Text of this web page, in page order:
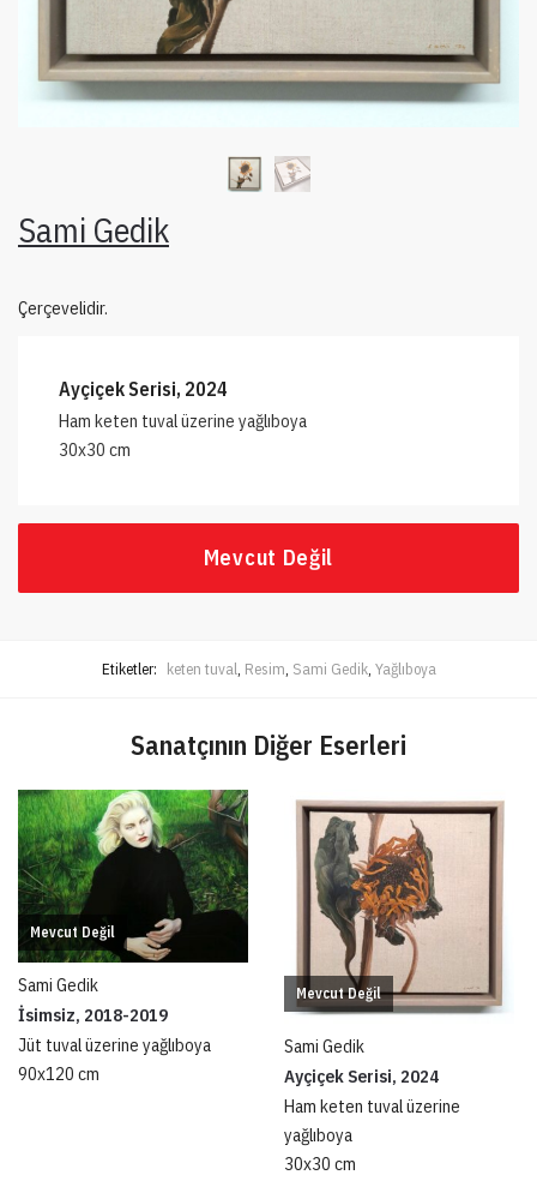
Sami Gedik
Çerçevelidir.
Ayçiçek Serisi, 2024
Ham keten tuval üzerine yağlıboya
30x30 cm
Mevcut Değil
Etiketler: keten tuval, Resim, Sami Gedik, Yağlıboya
Sanatçının Diğer Eserleri
Mevcut Değil
Sami Gedik
İsimsiz, 2018-2019
Jüt tuval üzerine yağlıboya
90x120 cm
Mevcut Değil
Sami Gedik
Ayçiçek Serisi, 2024
Ham keten tuval üzerine
yağlıboya
30x30 cm